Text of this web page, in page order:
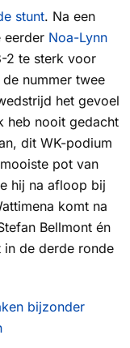
stunt. Na een
eerder Noa-Lynn
2 te sterk voor
nummer twee
het gevoel
heb nooit gedacht
dit WK-podium
pot van
hij na afloop bij
komt na
Bellmont én
in de derde ronde
bijzonder